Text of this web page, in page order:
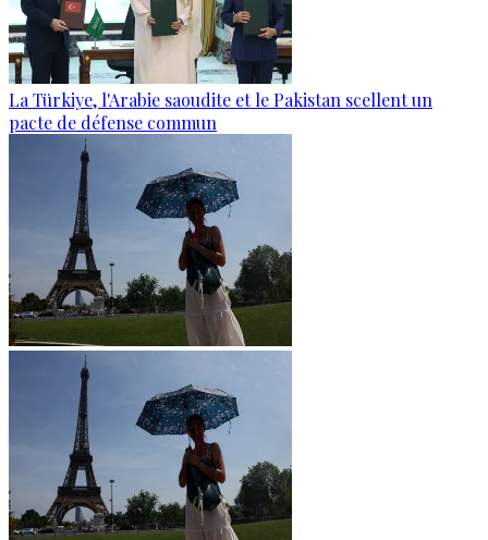
La Türkiye, l'Arabie saoudite et le Pakistan scellent un
pacte de défense commun